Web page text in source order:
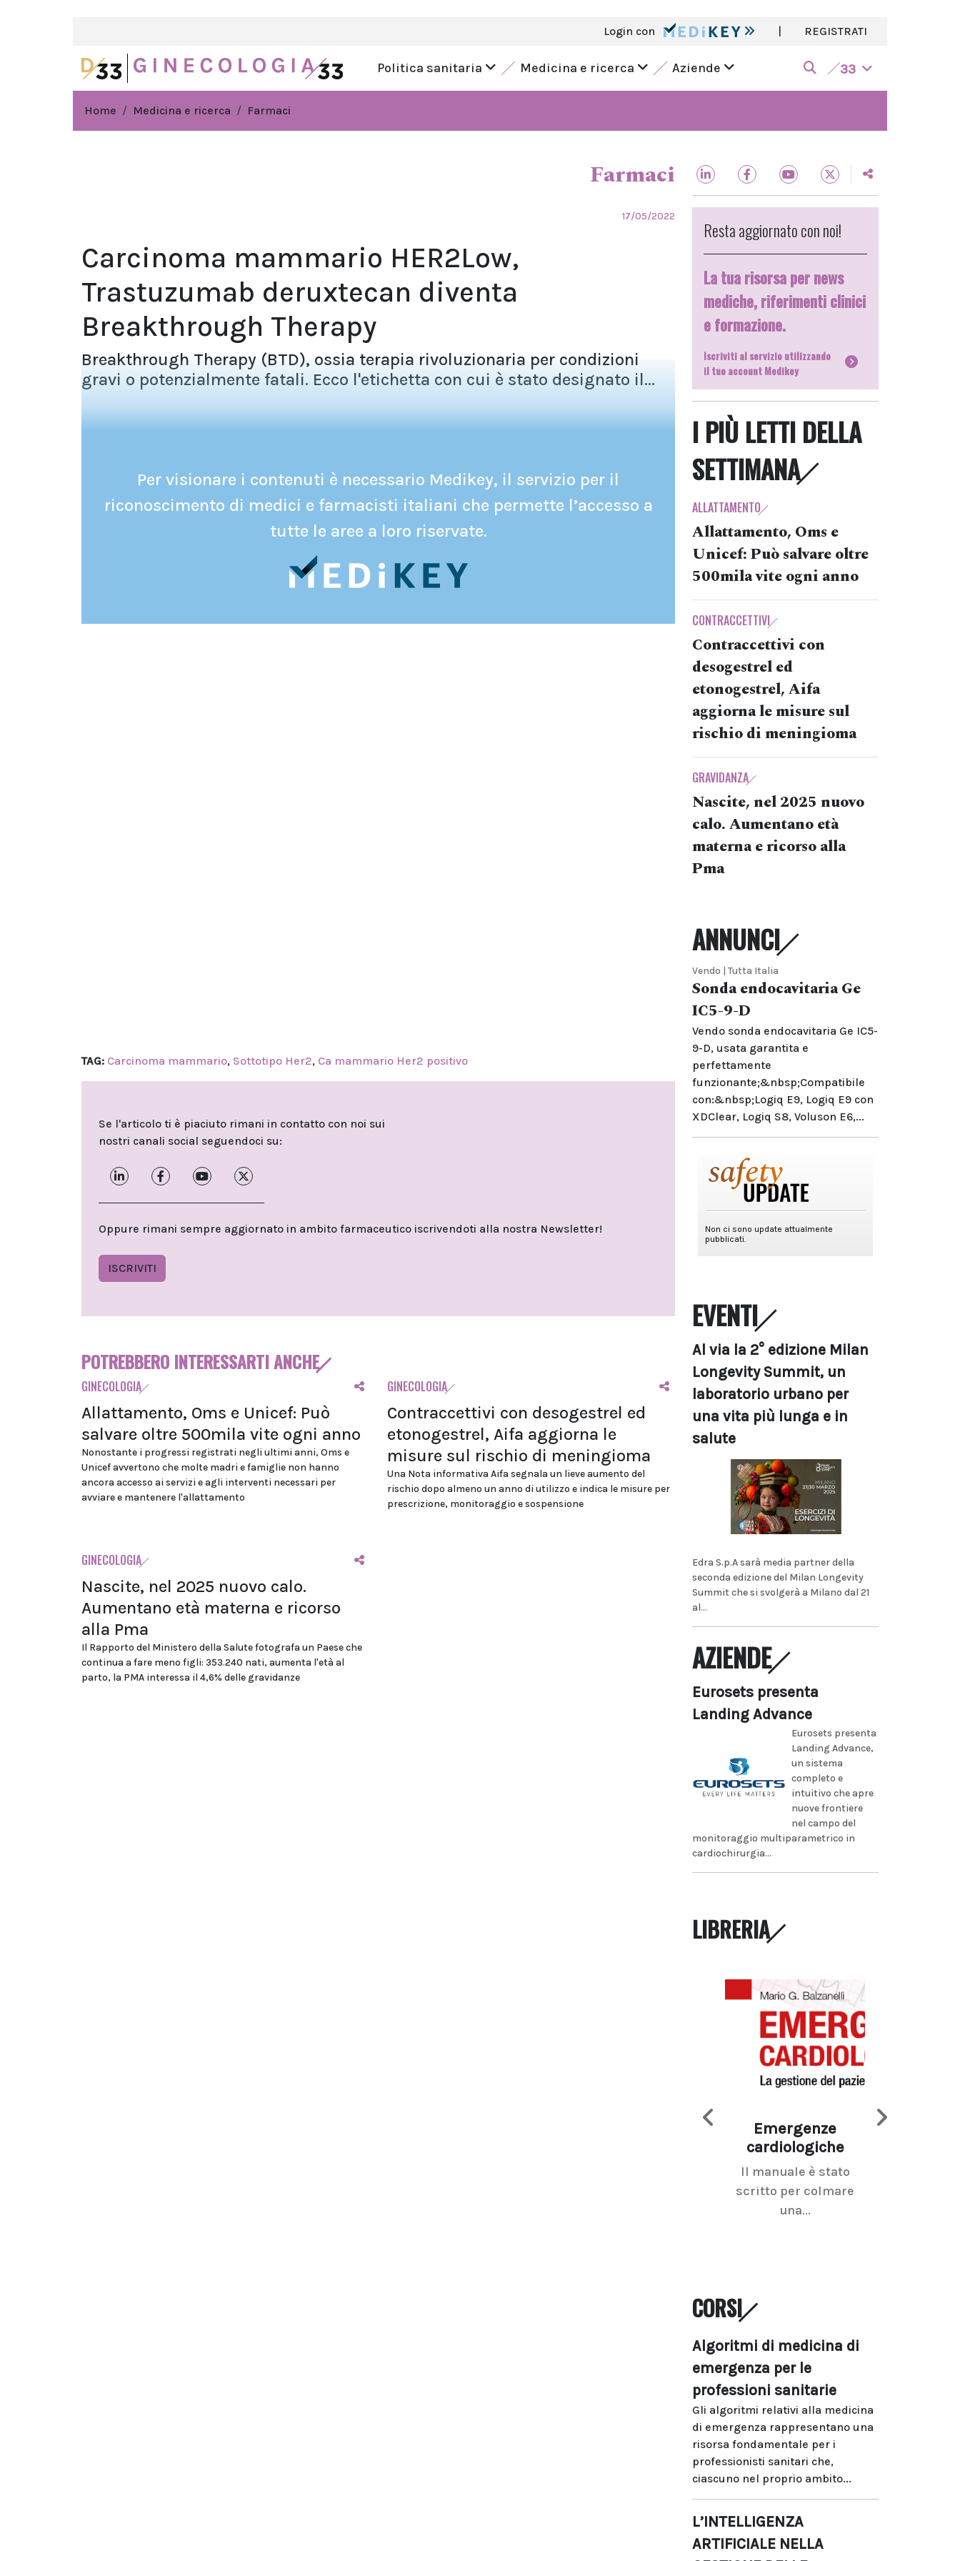
Login con | REGISTRATI
Politica sanitaria Medicina e ricerca Aziende 33
Home Medicina e ricerca Farmaci
Farmaci
17/05/2022
Carcinoma mammario HER2Low,
Trastuzumab deruxtecan diventa
Breakthrough Therapy
Breakthrough Therapy (BTD), ossia terapia rivoluzionaria per condizioni
gravi o potenzialmente fatali. Ecco l'etichetta con cui è stato designato il...
Per visionare i contenuti è necessario Medikey, il servizio per il
riconoscimento di medici e farmacisti italiani che permette l’accesso a
tutte le aree a loro riservate.
TAG: Carcinoma mammario, Sottotipo Her2, Ca mammario Her2 positivo
Se l'articolo ti è piaciuto rimani in contatto con noi sui
nostri canali social seguendoci su:
Oppure rimani sempre aggiornato in ambito farmaceutico iscrivendoti alla nostra Newsletter!
ISCRIVITI
POTREBBERO INTERESSARTI ANCHE
GINECOLOGIA
Allattamento, Oms e Unicef: Può
salvare oltre 500mila vite ogni anno
Nonostante i progressi registrati negli ultimi anni, Oms e
Unicef avvertono che molte madri e famiglie non hanno
ancora accesso ai servizi e agli interventi necessari per
avviare e mantenere l'allattamento
GINECOLOGIA
Contraccettivi con desogestrel ed
etonogestrel, Aifa aggiorna le
misure sul rischio di meningioma
Una Nota informativa Aifa segnala un lieve aumento del
rischio dopo almeno un anno di utilizzo e indica le misure per
prescrizione, monitoraggio e sospensione
GINECOLOGIA
Nascite, nel 2025 nuovo calo.
Aumentano età materna e ricorso
alla Pma
Il Rapporto del Ministero della Salute fotografa un Paese che
continua a fare meno figli: 353.240 nati, aumenta l'età al
parto, la PMA interessa il 4,6% delle gravidanze
Resta aggiornato con noi!
La tua risorsa per news
mediche, riferimenti clinici
e formazione.
Iscriviti al servizio utilizzando
il tuo account Medikey
I PIÙ LETTI DELLA
SETTIMANA
ALLATTAMENTO
Allattamento, Oms e
Unicef: Può salvare oltre
500mila vite ogni anno
CONTRACCETTIVI
Contraccettivi con
desogestrel ed
etonogestrel, Aifa
aggiorna le misure sul
rischio di meningioma
GRAVIDANZA
Nascite, nel 2025 nuovo
calo. Aumentano età
materna e ricorso alla
Pma
ANNUNCI
Vendo | Tutta Italia
Sonda endocavitaria Ge
IC5-9-D
Vendo sonda endocavitaria Ge IC5-
9-D, usata garantita e
perfettamente
funzionante;&nbsp;Compatibile
con:&nbsp;Logiq E9, Logiq E9 con
XDClear, Logiq S8, Voluson E6,...
EVENTI
Al via la 2° edizione Milan
Longevity Summit, un
laboratorio urbano per
una vita più lunga e in
salute
Edra S.p.A sarà media partner della
seconda edizione del Milan Longevity
Summit che si svolgerà a Milano dal 21
al...
AZIENDE
Eurosets presenta
Landing Advance
Eurosets presenta
Landing Advance,
un sistema
completo e
intuitivo che apre
nuove frontiere
nel campo del
monitoraggio multiparametrico in
cardiochirurgia...
LIBRERIA
Emergenze
cardiologiche
Il manuale è stato
scritto per colmare
una...
CORSI
Algoritmi di medicina di
emergenza per le
professioni sanitarie
Gli algoritmi relativi alla medicina
di emergenza rappresentano una
risorsa fondamentale per i
professionisti sanitari che,
ciascuno nel proprio ambito...
L’INTELLIGENZA
ARTIFICIALE NELLA